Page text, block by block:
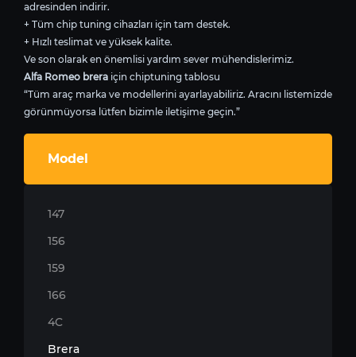
adresinden indirir.
+ Tüm chip tuning cihazları için tam destek.
+ Hızlı teslimat ve yüksek kalite.
Ve son olarak en önemlisi yardım sever mühendislerimiz.
Alfa Romeo brera için chiptuning tablosu
“Tüm araç marka ve modellerini ayarlayabiliriz. Aracını listemizde
görünmüyorsa lütfen bizimle iletişime geçin.”
Model
147
156
159
166
4C
Brera